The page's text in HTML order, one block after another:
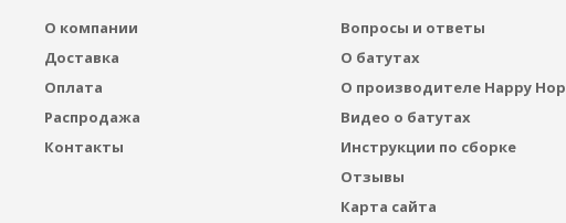
О компании
Доставка
Оплата
Распродажа
Контакты
Вопросы и ответы
О батутах
О производителе Happy Hop
Видео о батутах
Инструкции по сборке
Отзывы
Карта сайта